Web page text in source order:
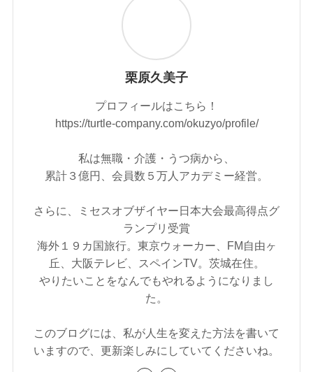
栗原久美子
プロフィールはこちら！
https://turtle-company.com/okuzyo/profile/
私は無職・介護・うつ病から、
累計３億円、会員数５万人アカデミー経営。
さらに、ミセスオブザイヤー日本大会最高得点グ
ランプリ受賞
海外１９カ国旅行。東京ウォーカー、FM自由ヶ
丘、大阪テレビ、スペインTV。茨城在住。
やりたいことをなんでもやれるようになりまし
た。
このブログには、私が人生を変えた方法を書いて
いますので、更新楽しみにしていてくださいね。